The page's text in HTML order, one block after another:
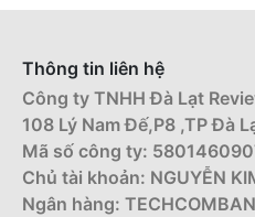
Thông tin liên hệ
Công ty TNHH Đà Lạt
108 Lý Nam Đế,P8 ,TP Đà
Mã số công ty:
Chủ tài khoản: NGUYỄN
Ngân hàng: